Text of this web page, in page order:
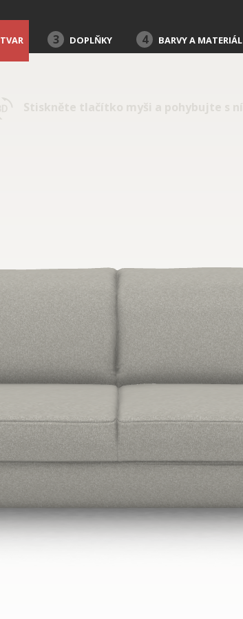
TVAR 3 DOPLŇKY 4 BARVY A MATERIÁL
Stiskněte tlačítko myši a pohybujte s ní